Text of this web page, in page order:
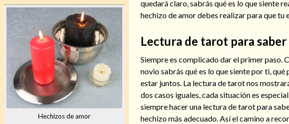
Hechizos de amor
quedará claro, sabrás qué es lo que siente
hechizo de amor debes realizar para que tu
Lectura de tarot para
Siempre es complicado dar el primer paso.
novio sabrás qué es lo que siente por ti,
estar juntos. La lectura de tarot nos
dos casos iguales, cada situación es
siempre hacer una lectura de tarot para
hechizo más adecuado. Así el camino a